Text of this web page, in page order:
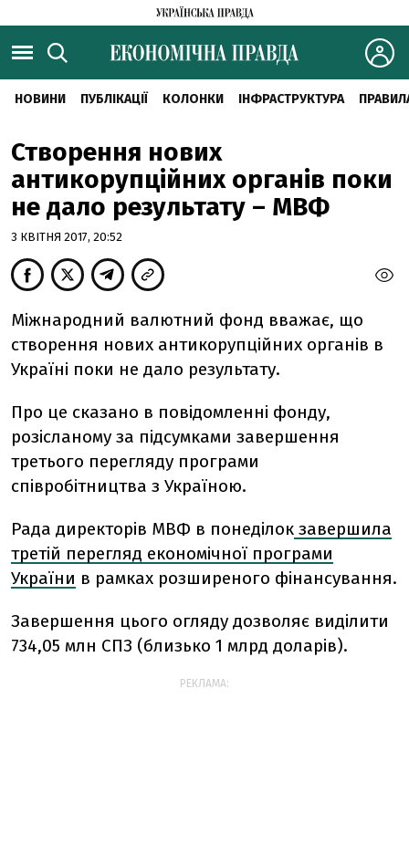
НОВИНИ ПУБЛІКАЦІЇ КОЛОНКИ ІНФРАСТРУКТУРА
Створення нових
антикорупційних органів поки
не дало результату – МВФ
3 КВІТНЯ 2017, 20:52
Міжнародний валютний фонд вважає, що
створення нових антикорупційних органів в
Україні поки не дало результату.
Про це сказано в повідомленні фонду,
розісланому за підсумками завершення
третього перегляду програми
співробітництва з Україною.
Рада директорів МВФ в понеділок завершила
третій перегляд економічної програми
України в рамках розширеного фінансування.
Завершення цього огляду дозволяє виділити
734,05 млн СПЗ (близько 1 млрд доларів).
РЕКЛАМА: